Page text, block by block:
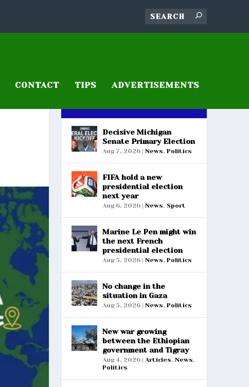
CONTACT TIPS ADVERTISEMENTS
Decisive Michigan
Senate Primary Election
Aug 7, 2026| News, Politics
FIFA hold a new
presidential election
next year
Aug 6, 2026| News, Sport
Marine Le Pen might win
the next French
presidential election
Aug 5, 2026| News, Politics
No change in the
situation in Gaza
Aug 5, 2026| News, Politics
New war growing
between the Ethiopian
government and Tigray
Aug 4, 2026| Articles, News,
Politics